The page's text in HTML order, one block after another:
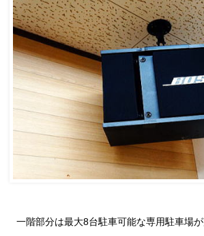
一階部分は最大8台駐車可能な専用駐車場が